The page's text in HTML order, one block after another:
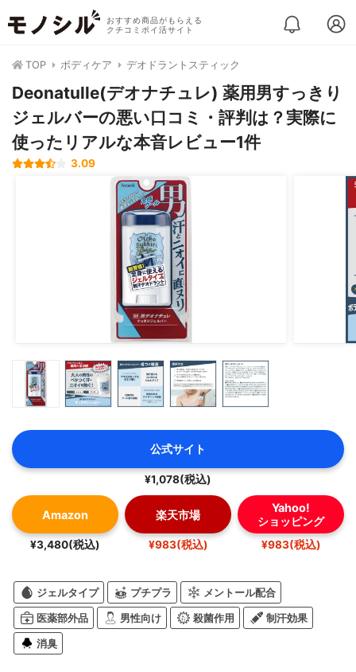
おすすめ商品がもらえる
クチコミポイ活サイト
TOP ボディケア デオドラントスティック
Deonatulle(デオナチュレ) 薬用男すっきり
ジェルバーの悪い口コミ・評判は？実際に
使ったリアルな本音レビュー1件
3.09
公式サイト
¥1,078(税込)
Amazon
¥3,480(税込)
楽天市場
¥983(税込)
Yahoo!
ショッピング
¥983(税込)
ジェルタイプ プチプラ メントール配合
医薬部外品 男性向け 殺菌作用 制汗効果
消臭